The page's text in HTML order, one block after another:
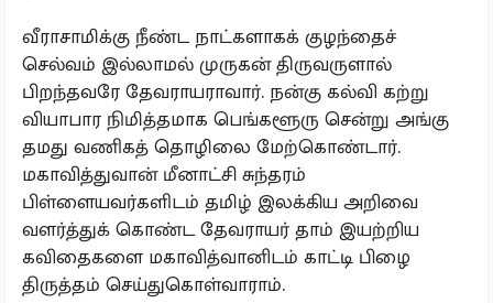
வீராசாமிக்கு நீண்ட நாட்களாகக் குழந்தைச்
செல்வம் இல்லாமல் முருகன் திருவருளால்
பிறந்தவரே தேவராயராவார். நன்கு கல்வி கற்று
வியாபார நிமித்தமாக பெங்களூரு சென்று அங்கு
தமது வணிகத் தொழிலை மேற்கொண்டார்.
மகாவித்துவான் மீனாட்சி சுந்தரம்
பிள்ளையவர்களிடம் தமிழ் இலக்கிய அறிவை
வளர்த்துக் கொண்ட தேவராயர் தாம் இயற்றிய
கவிதைகளை மகாவித்வானிடம் காட்டி பிழை
திருத்தம் செய்துகொள்வாராம்.